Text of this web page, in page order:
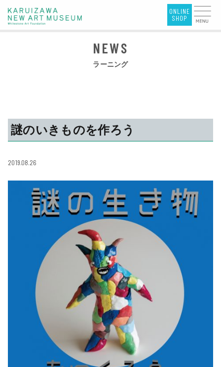
ラーニング
謎のいきものを作ろう
2019.08.26